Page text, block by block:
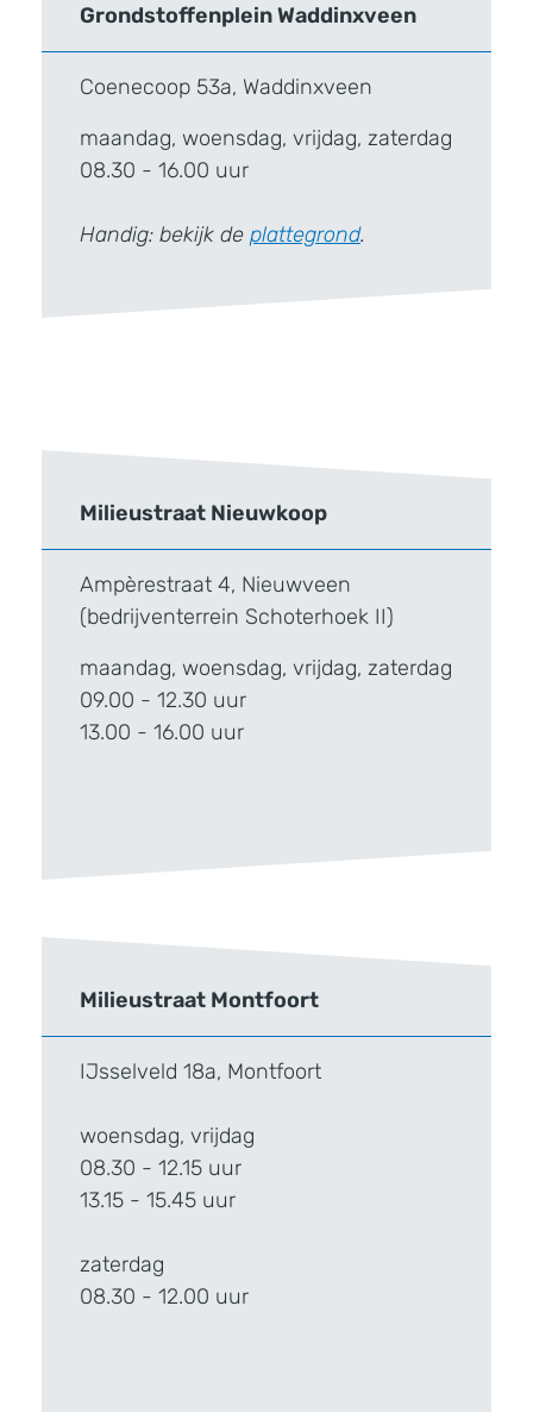
Grondstoffenplein Waddinxveen
Coenecoop 53a, Waddinxveen
maandag, woensdag, vrijdag, zaterdag
08.30 - 16.00 uur
Handig: bekijk de plattegrond.
Milieustraat Nieuwkoop
Ampèrestraat 4, Nieuwveen
(bedrijventerrein Schoterhoek II)
maandag, woensdag, vrijdag, zaterdag
09.00 - 12.30 uur
13.00 - 16.00 uur
Milieustraat Montfoort
IJsselveld 18a, Montfoort
woensdag, vrijdag
08.30 - 12.15 uur
13.15 - 15.45 uur
zaterdag
08.30 - 12.00 uur